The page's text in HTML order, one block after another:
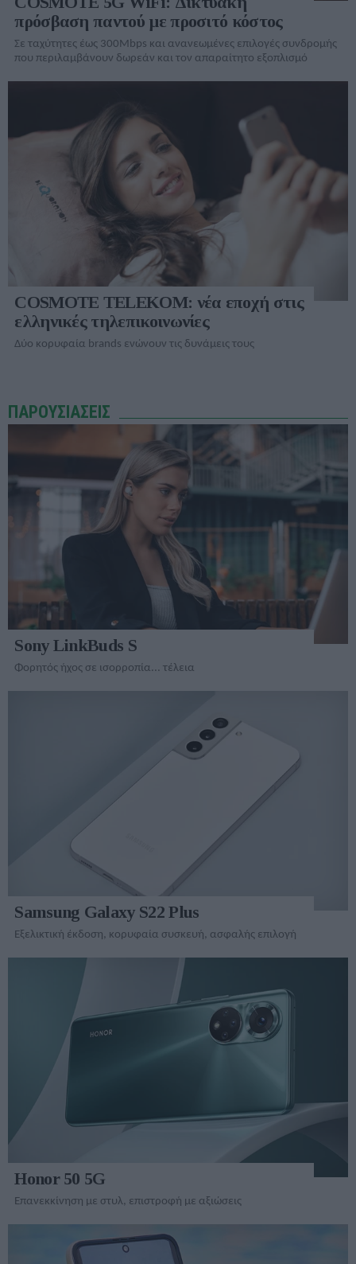
πρόσβαση παντού με προσιτό κόστος
Σε ταχύτητες έως 300Mbps και ανανεωμένες επιλογές συνδρομής
που περιλαμβάνουν δωρεάν και τον απαραίτητο εξοπλισμό
COSMOTE TELEKOM: νέα εποχή στις
ελληνικές τηλεπικοινωνίες
Δύο κορυφαία brands ενώνουν τις δυνάμεις τους
ΠΑΡΟΥΣΙΑΣΕΙΣ
Sony LinkBuds S
Φορητός ήχος σε ισορροπία... τέλεια
Samsung Galaxy S22 Plus
Εξελικτική έκδοση, κορυφαία συσκευή, ασφαλής επιλογή
Honor 50 5G
Επανεκκίνηση με στυλ, επιστροφή με αξιώσεις